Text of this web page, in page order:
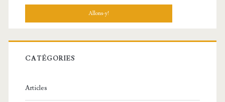
h
r
c
:
CATÉGORIES
Articles